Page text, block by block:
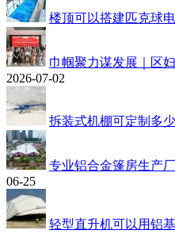
楼顶可以搭建匹克球
巾帼聚力谋发展｜区
2026-07-02
拆装式机棚可定制多
专业铝合金篷房生产
06-25
轻型直升机可以用铝